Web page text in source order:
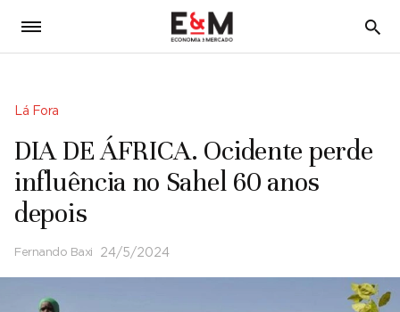
5
Lá Fora
DIA DE ÁFRICA. Ocidente perde
influência no Sahel 60 anos
depois
Fernando Baxi 24/5/2024